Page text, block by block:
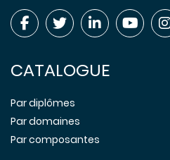
CATALOGUE
Par diplômes
Par domaines
Par composantes